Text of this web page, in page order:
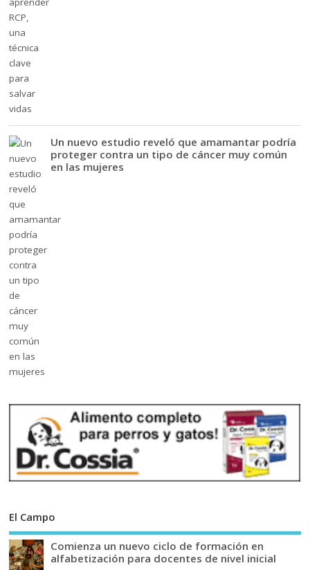
Un nuevo estudio reveló que amamantar podría
proteger contra un tipo de cáncer muy común
en las mujeres
El Campo
Comienza un nuevo ciclo de formación en
alfabetización para docentes de nivel inicial